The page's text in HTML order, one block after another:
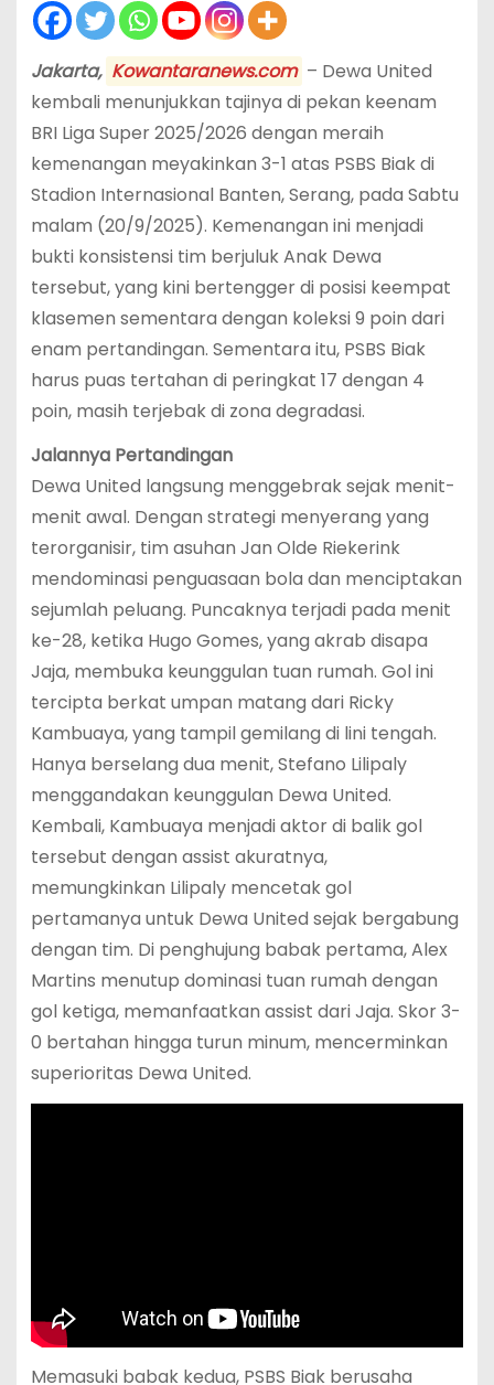
Jakarta, Kowantaranews.com – Dewa United
kembali menunjukkan tajinya di pekan keenam
BRI Liga Super 2025/2026 dengan meraih
kemenangan meyakinkan 3-1 atas PSBS Biak di
Stadion Internasional Banten, Serang, pada Sabtu
malam (20/9/2025). Kemenangan ini menjadi
bukti konsistensi tim berjuluk Anak Dewa
tersebut, yang kini bertengger di posisi keempat
klasemen sementara dengan koleksi 9 poin dari
enam pertandingan. Sementara itu, PSBS Biak
harus puas tertahan di peringkat 17 dengan 4
poin, masih terjebak di zona degradasi.
Jalannya Pertandingan
Dewa United langsung menggebrak sejak menit-
menit awal. Dengan strategi menyerang yang
terorganisir, tim asuhan Jan Olde Riekerink
mendominasi penguasaan bola dan menciptakan
sejumlah peluang. Puncaknya terjadi pada menit
ke-28, ketika Hugo Gomes, yang akrab disapa
Jaja, membuka keunggulan tuan rumah. Gol ini
tercipta berkat umpan matang dari Ricky
Kambuaya, yang tampil gemilang di lini tengah.
Hanya berselang dua menit, Stefano Lilipaly
menggandakan keunggulan Dewa United.
Kembali, Kambuaya menjadi aktor di balik gol
tersebut dengan assist akuratnya,
memungkinkan Lilipaly mencetak gol
pertamanya untuk Dewa United sejak bergabung
dengan tim. Di penghujung babak pertama, Alex
Martins menutup dominasi tuan rumah dengan
gol ketiga, memanfaatkan assist dari Jaja. Skor 3-
0 bertahan hingga turun minum, mencerminkan
superioritas Dewa United.
Memasuki babak kedua, PSBS Biak berusaha